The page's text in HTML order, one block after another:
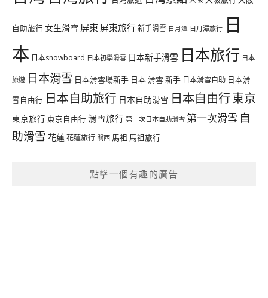
自助旅行 女生滑雪 屏東 屏東旅行新手滑雪 日月潭 日月潭旅行 日
本 日本snowboard 日本初學滑雪 日本新手滑雪 日本旅行 日本
旅遊 日本滑雪 日本滑雪場新手 日本 滑雪 新手 日本滑雪自助 日本滑
雪自由行 日本自助旅行 日本自助滑雪 日本自由行東京
東京旅行 東京自由行 滑雪旅行 第一次日本自助滑雪 第一次滑雪 自
助滑雪 花蓮花蓮旅行 關西 馬祖 馬祖旅行
點擊一個有趣的廣告